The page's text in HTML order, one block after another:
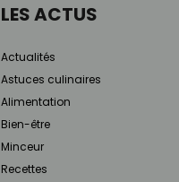
LES ACTUS
Actualités
Astuces culinaires
Alimentation
Bien-être
Minceur
Recettes